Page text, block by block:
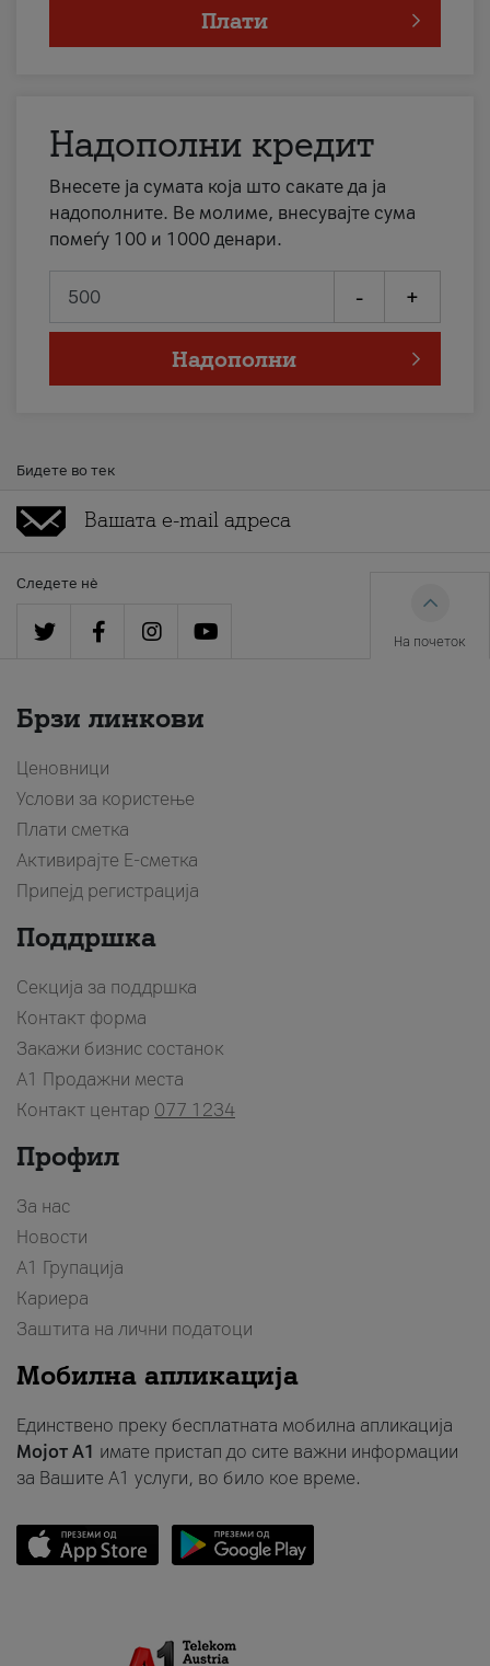
Плати
Надополни кредит
Внесете ја сумата која што сакате да ја
надополните. Ве молиме, внесувајте сума
помеѓу 100 и 1000 денари.
- +
Надополни
Бидете во тек
Следете нè
На почеток
Брзи линкови
Ценовници
Услови за користење
Плати сметка
Активирајте Е-сметка
Припејд регистрација
Поддршка
Секција за поддршка
Контакт форма
Закажи бизнис состанок
A1 Продажни места
Контакт центар 077 1234
Профил
За нас
Новости
А1 Групација
Кариера
Заштита на лични податоци
Мобилна апликација
Единствено преку бесплатната мобилна апликација
Мојот A1 имате пристап до сите важни информации
за Вашите A1 услуги, во било кое време.